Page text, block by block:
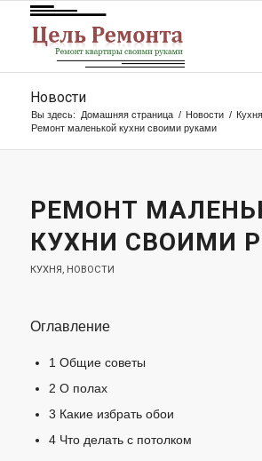
Новости
Вы здесь: Домашняя страница / Новости / Кухня
Ремонт маленькой кухни своими руками
РЕМОНТ
КУХНИ СВОИМИ
КУХНЯ, НОВОСТИ
Оглавление
1 Общие советы
2 О полах
3 Какие избрать обои
4Что делать с потолком